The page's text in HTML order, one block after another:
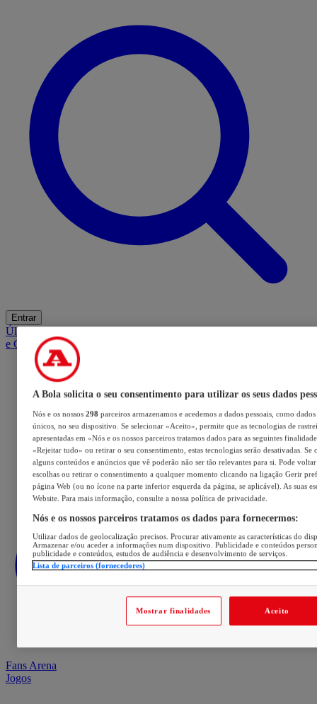
Entrar
ÚltimasMercadoOpiniãoiGaming HubA BOLA SUGEREBarba
e Cabelo
Fans Arena
Jogos
A Bola solicita o seu consentimento para utilizar os seus dados
Nós e os nossos 298 parceiros armazenamos e acedemos a dados pessoais, como
únicos, no seu dispositivo. Se selecionar «Aceito», permite que as tecnologias de
apresentadas em «Nós e os nossos parceiros tratamos dados para as seguintes
«Rejeitar tudo» ou retirar o seu consentimento, estas tecnologias serão desativadas. Se
alguns conteúdos e anúncios que vê poderão não ser tão relevantes para si. Pode voltar
escolhas ou retirar o consentimento a qualquer momento clicando na ligação Gerir
página Web (ou no ícone na parte inferior esquerda da página, se aplicável). As suas
Website. Para mais informação, consulte a nossa política de privacidade.
Nós e os nossos parceiros tratamos os dados para fornecermos:
Utilizar dados de geolocalização precisos. Procurar ativamente as características do
Armazenar e/ou aceder a informações num dispositivo. Publicidade e conteúdos
publicidade e conteúdos, estudos de audiência e desenvolvimento de serviços.
Lista de parceiros (fornecedores)
Mostrar finalidades Aceito